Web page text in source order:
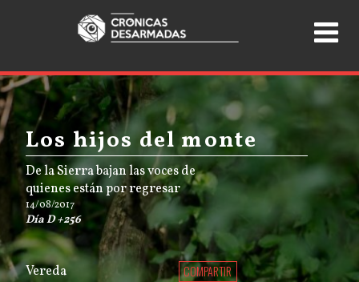
Los hijos del monte
De la Sierra bajan las voces de
quienes están por regresar
14/08/2017
Día D +256
Vereda COMPARTIR